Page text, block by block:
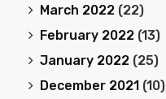
March 2022 (22)
February 2022 (13)
January 2022 (25)
December 2021 (10)